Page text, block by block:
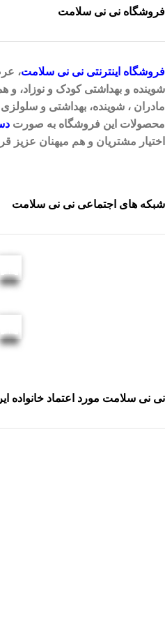
فروشگاه نی نی سلامت
فروشگاه اینترنتی نی نی سلامت،
شوینده و بهداشتی کودک و نوزاد، و
مادران ، شوینده، بهداشتی و
محصولات این فروشگاه به صورت
اختیار مشتریان و هم میهنان عزیز
شبکه های اجتماعی نی نی سلامت
نی نی سلامت مورد اعتماد خانواده